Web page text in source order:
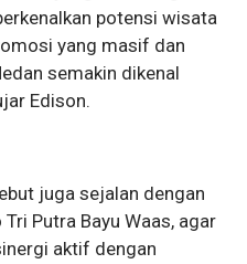
potensi wisata
yang masif dan
semakin dikenal
Edison.
juga sejalan dengan
Putra Bayu Waas, agar
aktif dengan